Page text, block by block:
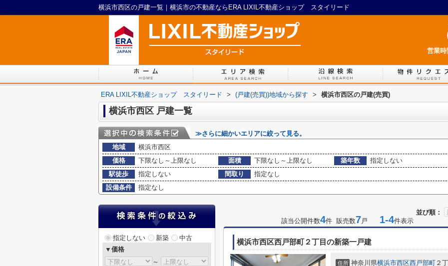
横浜市西区の戸建一覧｜横浜市の不動産ならERA LIXIL不動産ショップ スタイリード
営業時
ERA LIXIL不動産ショップ スタイリード > (戸建(売買))地域から探す > 横浜市西区の戸建(売買)
横浜市西区 戸建一覧
≫さらに細かいエリアに絞って見る。
地域
横浜市西区
価格
下限なし～上限なし 面積 下限なし～上限なし 築年数
指定しない
駅徒歩
指定しない 間取り
指定なし
設備条件
指定なし
並び順：
該当公開件数4件 販売数7戸 1-4件表示
横浜市西区西戸部町２丁目の新築一戸建
住所 神奈川県横浜市西区西戸部町 ２
指定しない 新築
中古
▼価格
～